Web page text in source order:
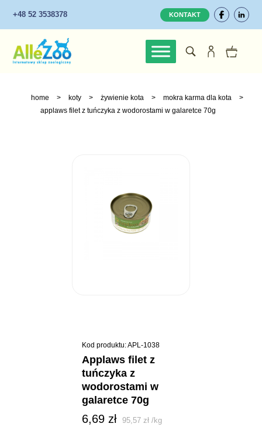
+48 52 3538378 KONTAKT
home > koty > żywienie kota > mokra karma dla kota
>
applaws filet z tuńczyka z wodorostami w galaretce 70g
Kod produktu: APL-1038
applaws filet z
tuńczyka z
wodorostami w
galaretce 70g
6,69 zł 95,57zł /kg